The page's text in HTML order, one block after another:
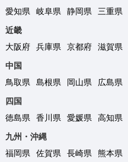
愛知県
岐阜県 静岡県
三重県
近畿
大阪府
兵庫県 京都府 滋賀県
中国
鳥取県
島根県 岡山県 広島県
四国
徳島県
香川県 愛媛県
高知県
九州・沖縄
福岡県
佐賀県 長崎県 熊本県